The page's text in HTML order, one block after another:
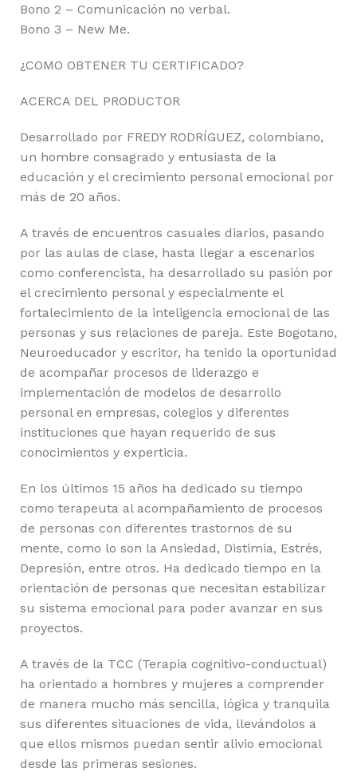
Bono 2 – Comunicación no verbal.
Bono 3 – New Me.
¿COMO OBTENER TU CERTIFICADO?
ACERCA DEL PRODUCTOR
Desarrollado por FREDY RODRÍGUEZ, colombiano,
un hombre consagrado y entusiasta de la
educación y el crecimiento personal emocional por
más de 20 años.
A través de encuentros casuales diarios, pasando
por las aulas de clase, hasta llegar a escenarios
como conferencista, ha desarrollado su pasión por
el crecimiento personal y especialmente el
fortalecimiento de la inteligencia emocional de las
personas y sus relaciones de pareja. Este Bogotano,
Neuroeducador y escritor, ha tenido la oportunidad
de acompañar procesos de liderazgo e
implementación de modelos de desarrollo
personal en empresas, colegios y diferentes
instituciones que hayan requerido de sus
conocimientos y experticia.
En los últimos 15 años ha dedicado su tiempo
como terapeuta al acompañamiento de procesos
de personas con diferentes trastornos de su
mente, como lo son la Ansiedad, Distimia, Estrés,
Depresión, entre otros. Ha dedicado tiempo en la
orientación de personas que necesitan estabilizar
su sistema emocional para poder avanzar en sus
proyectos.
A través de la TCC (Terapia cognitivo-conductual)
ha orientado a hombres y mujeres a comprender
de manera mucho más sencilla, lógica y tranquila
sus diferentes situaciones de vida, llevándolos a
que ellos mismos puedan sentir alivio emocional
desde las primeras sesiones.